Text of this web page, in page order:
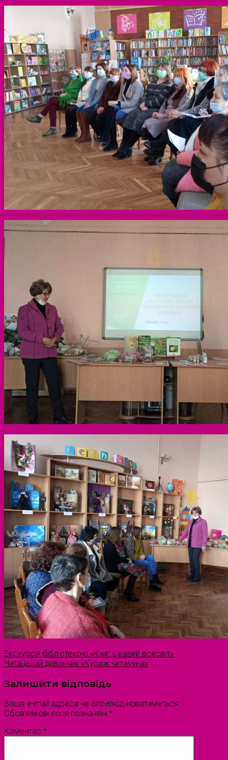
Екскурсія бібліотекою «Книг цікавий всесвіт»
Читацький диванчик «Кураж читачуна»
Залишити відповідь
Ваша e-mail адреса не оприлюднюватиметься.
Обов’язкові поля позначені *
Коментар *